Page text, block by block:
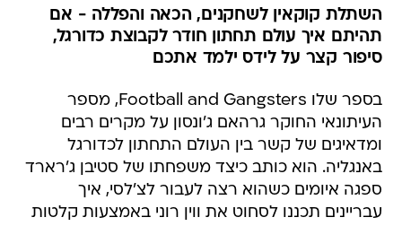
השתלת קוקאין לשחקנים, הכאה והפללה - אם
תהיתם איך עולם תחתון חודר לקבוצת כדורגל,
סיפור קצר על לידס ילמד אתכם
בספר שלו Football and Gangsters, מספר
העיתונאי החוקר גרהאם ג'ונסון על מקרים רבים
ומדאיגים של קשר בין העולם התחתון לכדורגל
באנגליה. הוא כותב כיצד משפחתו של סטיבן ג'רארד
ספגה איומים כשהוא רצה לעבור לצ'לסי, איך
עבריינים תכננו לסחוט את ווין רוני באמצעות קלטות